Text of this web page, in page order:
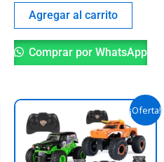
Agregar al carrito
Comprar por WhatsApp
producto
¡Oferta!
El
precio
original
era:
$ 88.900,00.
El
precio
actual
es:
$